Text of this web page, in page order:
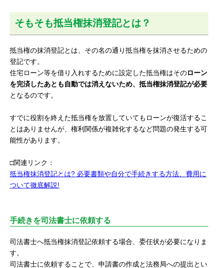
そもそも抵当権抹消登記とは？
抵当権の抹消登記とは、その名の通り抵当権を抹消させるための
登記です。
住宅ローン等を借り入れするために設定した抵当権はそのローン
を完済したあとも自動では消えないため、抵当権抹消登記が必要
となるのです。
すでに役割を終えた抵当権を放置していてもローンが復活するこ
とはありませんが、権利関係が複雑化するなど問題の発生する可
能性があります。
□関連リンク：
抵当権抹消登記とは? 必要書類や自分で手続きする方法、費用に
ついて徹底解説!
手続きを司法書士に依頼する
司法書士へ抵当権抹消登記依頼する場合、委任状が必要になりま
す。
司法書士に依頼することで、申請書の作成と法務局への提出とい